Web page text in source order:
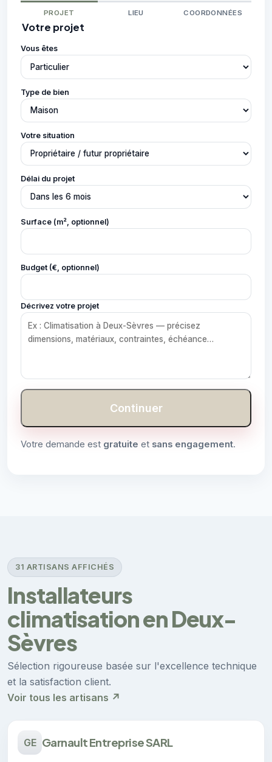
PROJET LIEU COORDONNÉES
Votre projet
Vous êtes
Type de bien
Votre situation
Délai du projet
Surface (m², optionnel)
Budget (€, optionnel)
Décrivez votre projet
Continuer
Votre demande est gratuite et sans engagement.
31 ARTISANS AFFICHÉS
Installateurs
climatisation en Deux-
Sèvres
Sélection rigoureuse basée sur l'excellence technique
et la satisfaction client.
Voir tous les artisans ↗
GE Garnault Entreprise SARL